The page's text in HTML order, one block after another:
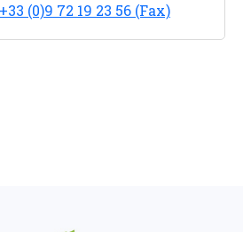
+33 (0)9 72 19 23 56 (Fax)